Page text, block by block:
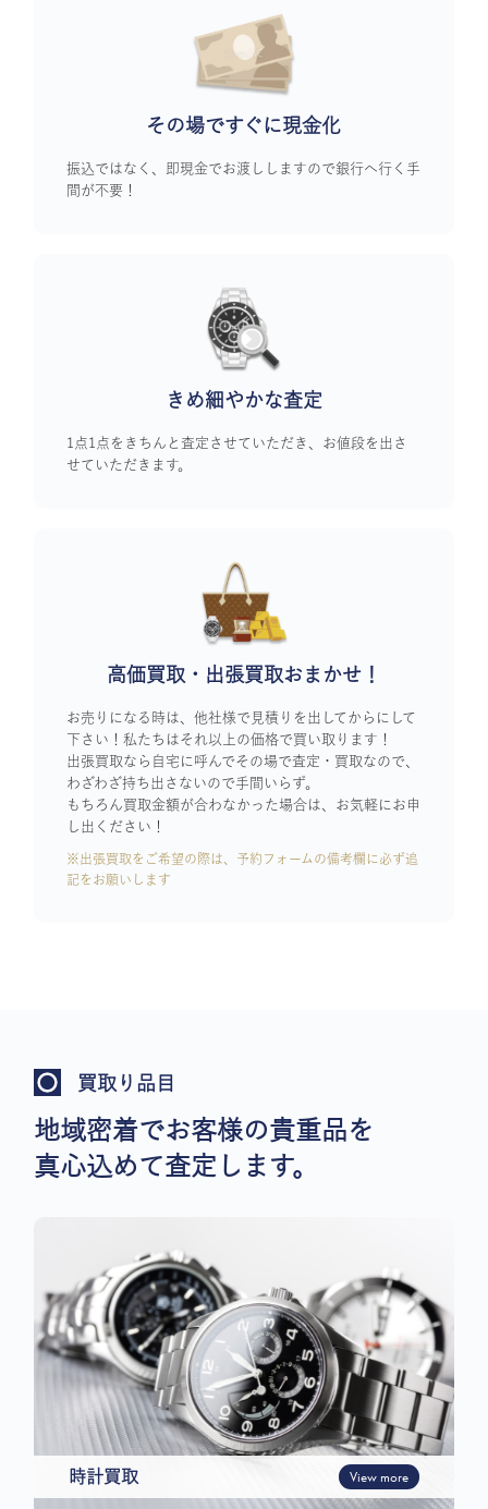
その場ですぐに現金化
振込ではなく、即現金でお渡ししますので銀行へ行く手
間が不要！
きめ細やかな査定
1点1点をきちんと査定させていただき、お値段を出さ
せていただきます。
高価買取・出張買取おまかせ！
お売りになる時は、他社様で見積りを出してからにして
下さい！私たちはそれ以上の価格で買い取ります！
出張買取なら自宅に呼んでその場で査定・買取なので、
わざわざ持ち出さないので手間いらず。
もちろん買取金額が合わなかった場合は、お気軽にお申
し出ください！
※出張買取をご希望の際は、予約フォームの備考欄に必ず追
記をお願いします
買取り品目
地域密着でお客様の貴重品を
真心込めて査定します。
時計買取 View more